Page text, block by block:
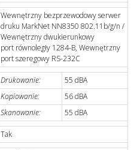
Wewnętrzny bezprzewodowy serwer
druku MarkNet NN8350 802.11b/g/n /
Wewnętrzny dwukierunkowy
port równoległy 1284-B, Wewnętrzny
port szeregowy RS-232C
Drukowanie:
55 dBA
Kopiowanie:
56 dBA
Skanowanie:
55 dBA
Tak